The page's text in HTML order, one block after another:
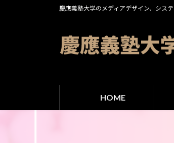
ッ
移
慶應義塾大学のメディアデザイン、シス
HOME